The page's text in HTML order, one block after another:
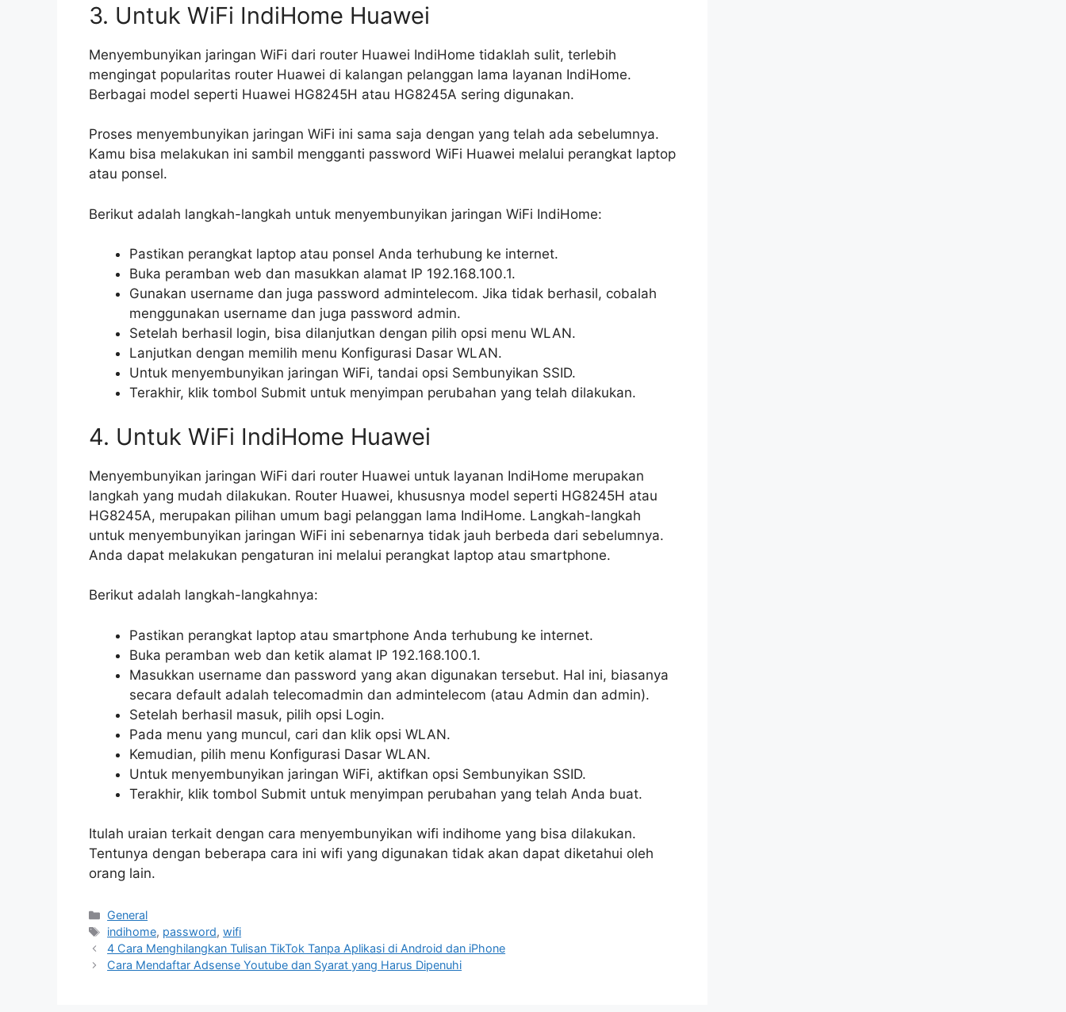
3. Untuk WiFi IndiHome Huawei
Menyembunyikan jaringan WiFi dari router Huawei IndiHome tidaklah sulit, terlebih
mengingat popularitas router Huawei di kalangan pelanggan lama layanan IndiHome.
Berbagai model seperti Huawei HG8245H atau HG8245A sering digunakan.
Proses menyembunyikan jaringan WiFi ini sama saja dengan yang telah ada sebelumnya.
Kamu bisa melakukan ini sambil mengganti password WiFi Huawei melalui perangkat laptop
atau ponsel.
Berikut adalah langkah-langkah untuk menyembunyikan jaringan WiFi IndiHome:
Pastikan perangkat laptop atau ponsel Anda terhubung ke internet.
Buka peramban web dan masukkan alamat IP 192.168.100.1.
Gunakan username dan juga password admintelecom. Jika tidak berhasil, cobalah
menggunakan username dan juga password admin.
Setelah berhasil login, bisa dilanjutkan dengan pilih opsi menu WLAN.
Lanjutkan dengan memilih menu Konfigurasi Dasar WLAN.
Untuk menyembunyikan jaringan WiFi, tandai opsi Sembunyikan SSID.
Terakhir, klik tombol Submit untuk menyimpan perubahan yang telah dilakukan.
4. Untuk WiFi IndiHome Huawei
Menyembunyikan jaringan WiFi dari router Huawei untuk layanan IndiHome merupakan
langkah yang mudah dilakukan. Router Huawei, khususnya model seperti HG8245H atau
HG8245A, merupakan pilihan umum bagi pelanggan lama IndiHome. Langkah-langkah
untuk menyembunyikan jaringan WiFi ini sebenarnya tidak jauh berbeda dari sebelumnya.
Anda dapat melakukan pengaturan ini melalui perangkat laptop atau smartphone.
Berikut adalah langkah-langkahnya:
Pastikan perangkat laptop atau smartphone Anda terhubung ke internet.
Buka peramban web dan ketik alamat IP 192.168.100.1.
Masukkan username dan password yang akan digunakan tersebut. Hal ini, biasanya
secara default adalah telecomadmin dan admintelecom (atau Admin dan admin).
Setelah berhasil masuk, pilih opsi Login.
Pada menu yang muncul, cari dan klik opsi WLAN.
Kemudian, pilih menu Konfigurasi Dasar WLAN.
Untuk menyembunyikan jaringan WiFi, aktifkan opsi Sembunyikan SSID.
Terakhir, klik tombol Submit untuk menyimpan perubahan yang telah Anda buat.
Itulah uraian terkait dengan cara menyembunyikan wifi indihome yang bisa dilakukan.
Tentunya dengan beberapa cara ini wifi yang digunakan tidak akan dapat diketahui oleh
orang lain.
Categories
General
Tags
indihome, password,wifi
4 Cara Menghilangkan Tulisan TikTok Tanpa Aplikasi di Android dan iPhone
Cara Mendaftar Adsense Youtube dan Syarat yang Harus Dipenuhi